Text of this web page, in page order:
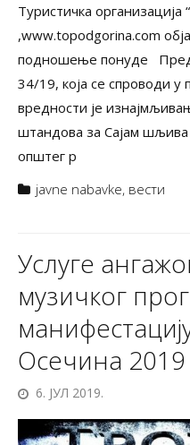
Туристичка организација
,www.topodgorina.com
подношење понуде
34/19, која се спроводи у
вредности је
штандова за Сајам
општег р
javne nabavke, вести
Услуге
музичког
Осечина 2019
6. ЈУЛ 2019.